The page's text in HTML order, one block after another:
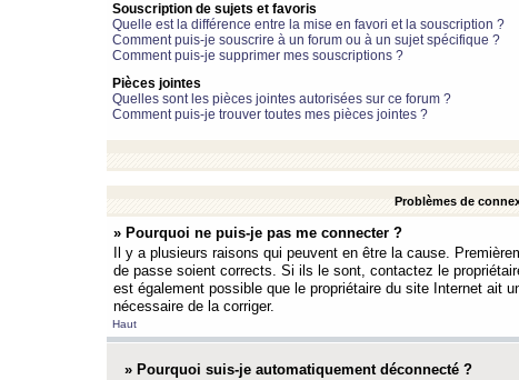
Souscription de sujets et favoris
Quelle est la différence entre la mise en favori et la souscription ?
Comment puis-je souscrire à un forum ou à un sujet spécifique ?
Comment puis-je supprimer mes souscriptions ?
Pièces jointes
Quelles sont les pièces jointes autorisées sur ce forum ?
Comment puis-je trouver toutes mes pièces jointes ?
Problèmes de
» Pourquoi ne puis-je pas me connecter ?
Il y a plusieurs raisons qui peuvent en être la cause.
de passe soient corrects. Si ils le sont, contactez le
est également possible que le propriétaire du site Internet ait
nécessaire de la corriger.
Haut
» Pourquoi suis-je automatiquement déconnecté ?